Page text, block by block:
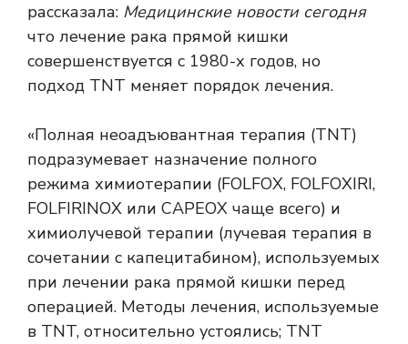
рассказала: Медицинские новости сегодня
что лечение рака прямой кишки
совершенствуется с 1980-х годов, но
подход TNT меняет порядок лечения.
«Полная неоадъювантная терапия (TNT)
подразумевает назначение полного
режима химиотерапии (FOLFOX, FOLFOXIRI,
FOLFIRINOX или CAPEOX чаще всего) и
химиолучевой терапии (лучевая терапия в
сочетании с капецитабином), используемых
при лечении рака прямой кишки перед
операцией. Методы лечения, используемые
в TNT, относительно устоялись; TNT